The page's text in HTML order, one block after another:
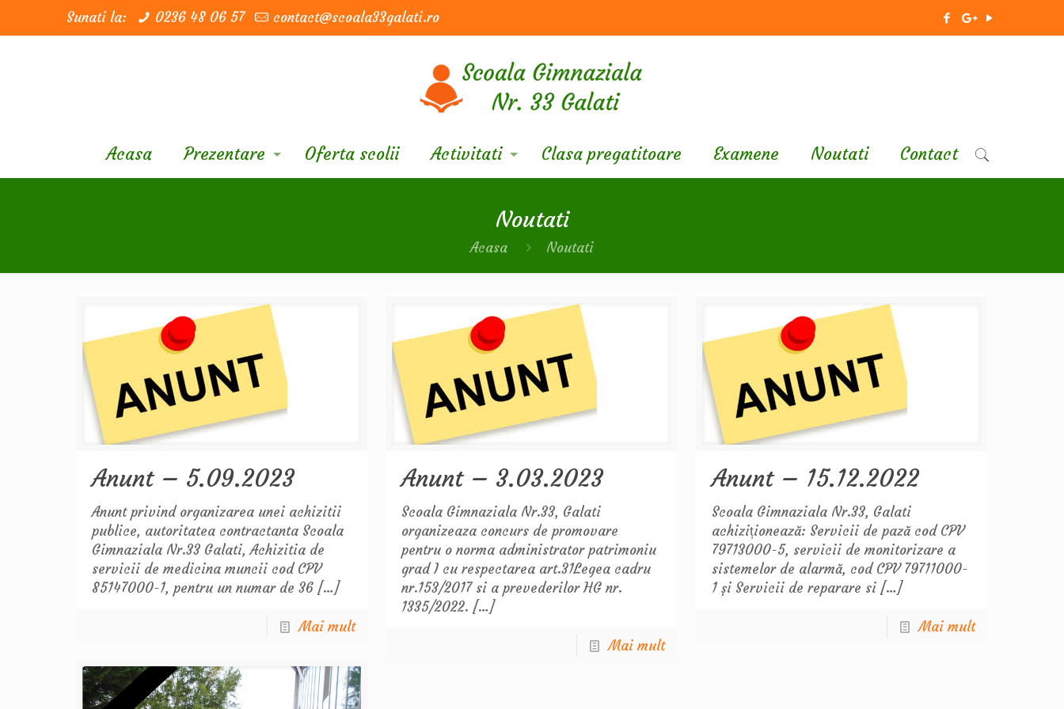
Sunati la: 0236 48 06 57 contact@scoala33galati.ro
Acasa Prezentare Oferta scolii Activitati Clasa pregatitoare Examene Noutati Contact
Noutati
Acasa Noutati
Anunt – 5.09.2023
Anunt privind organizarea unei achizitii
publice, autoritatea contractanta Scoala
Gimnaziala Nr.33 Galati, Achizitia de
servicii de medicina muncii cod CPV
85147000-1, pentru un numar de 36[…]
Mai mult
Anunt – 3.03.2023
Scoala Gimnaziala Nr.33, Galati
organizeaza concurs de promovare
pentru o norma administrator patrimoniu
grad I cu respectarea art.31Legea cadru
nr.153/2017 si a prevederilor HG nr.
1335/2022. […]
Mai mult
Anunt – 15.12.2022
Scoala Gimnaziala Nr.33, Galati
achiziționează: Servicii de pază cod CPV
79713000-5, servicii de monitorizare a
sistemelor de alarmă, cod CPV 79711000-
1 și Servicii de reparare si[…]
Mai mult